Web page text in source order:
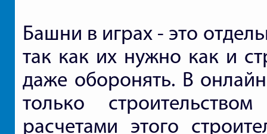
Башни в играх - это
так как их нужно как и
даже оборонять. В
только
расчетами этого